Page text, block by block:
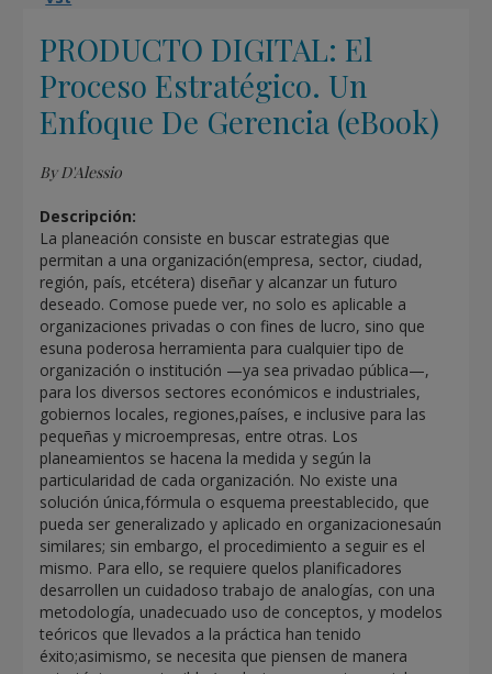
PRODUCTO DIGITAL: El
Proceso Estratégico. Un
Enfoque De Gerencia (eBook)
By D'Alessio
Descripción:
La planeación consiste en buscar estrategias que
permitan a una organización(empresa, sector, ciudad,
región, país, etcétera) diseñar y alcanzar un futuro
deseado. Comose puede ver, no solo es aplicable a
organizaciones privadas o con fines de lucro, sino que
esuna poderosa herramienta para cualquier tipo de
organización o institución —ya sea privadao pública—,
para los diversos sectores económicos e industriales,
gobiernos locales, regiones,países, e inclusive para las
pequeñas y microempresas, entre otras. Los
planeamientos se hacena la medida y según la
particularidad de cada organización. No existe una
solución única,fórmula o esquema preestablecido, que
pueda ser generalizado y aplicado en organizacionesaún
similares; sin embargo, el procedimiento a seguir es el
mismo. Para ello, se requiere quelos planificadores
desarrollen un cuidadoso trabajo de analogías, con una
metodología, unadecuado uso de conceptos, y modelos
teóricos que llevados a la práctica han tenido
éxito;asimismo, se necesita que piensen de manera